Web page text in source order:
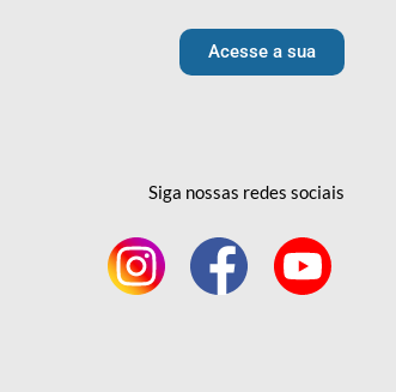
Acesse a sua
Siga nossas redes sociais